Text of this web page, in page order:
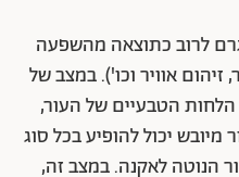
לרוב כתוצאה מהשפעה
זיהום אוויר וכו'). במצב של
הלחות הטבעיים של העור,
מיובש יכול להופיע בכל סוג
הנוטה לאקנה. במצב זה,